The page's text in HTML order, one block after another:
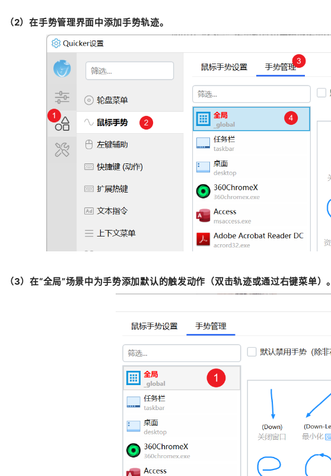
（2）在手势管理界面中添加手势轨迹。
（3）在“全局”场景中为手势添加默认的触发动作（双击轨迹或通过右键菜单）。